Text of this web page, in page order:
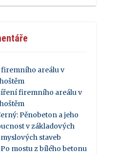
areálu v
firemního areálu v
: Pěnobeton a jeho
v základových
staveb
Po mostu z bílého betonu